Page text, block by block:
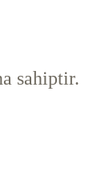
sahiptir.